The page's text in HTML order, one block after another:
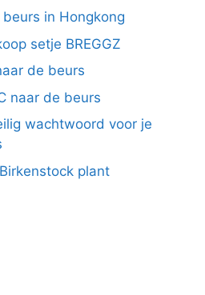
in Hongkong
setje BREGGZ
de beurs
naar de beurs
wachtwoord voor je
plant